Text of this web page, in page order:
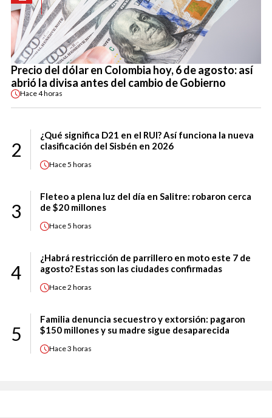
Precio del dólar en Colombia hoy, 6 de agosto: así
abrió la divisa antes del cambio de Gobierno
Hace4 horas
2
¿Qué significa D21 en el RUI? Así funciona la nueva
clasificación del Sisbén en 2026
Hace5 horas
3
Fleteo a plena luz del día en Salitre: robaron cerca
de $20 millones
Hace5 horas
4
¿Habrá restricción de parrillero en moto este 7 de
agosto? Estas son las ciudades confirmadas
Hace2 horas
5
Familia denuncia secuestro y extorsión: pagaron
$150 millones y su madre sigue desaparecida
Hace3 horas